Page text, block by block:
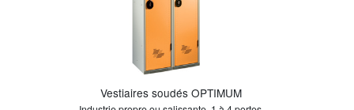
Vestiaires soudés OPTIMUM